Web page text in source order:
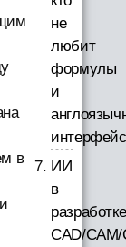
в
не
любит
формулы
и
ИИ
в
разработке
CAD/